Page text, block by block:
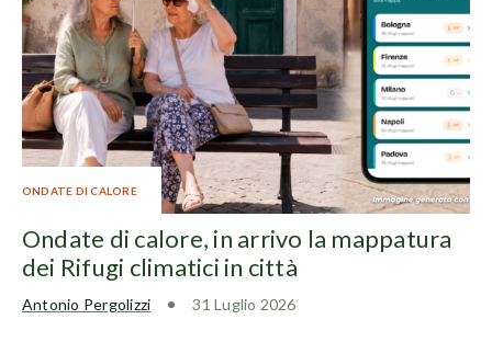
ONDATE DI CALORE
Ondate di calore, in arrivo la mappatura
dei Rifugi climatici in città
Antonio Pergolizzi 31 Luglio 2026